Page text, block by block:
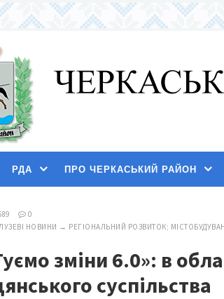
РДА ПРО ЧЕРКАСЬКИЙ РАЙОН
0
НОВИНИ → РЕГІОНАЛЬНИЙ РОЗВИТОК;
зміни 6.0»: в
суспільства